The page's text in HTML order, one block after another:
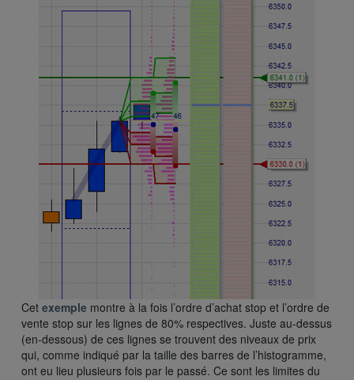
Cet exemple montre à la fois l’ordre d’achat stop et l’ordre de
vente stop sur les lignes de 80% respectives. Juste au-dessus
(en-dessous) de ces lignes se trouvent des niveaux de prix
qui, comme indiqué par la taille des barres de l’histogramme,
ont eu lieu plusieurs fois par le passé. Ce sont les limites du